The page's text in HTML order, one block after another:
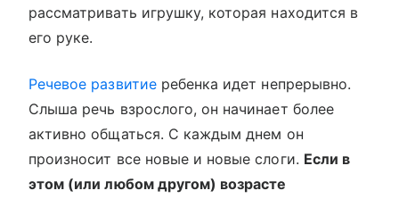
рассматривать игрушку, которая находится в
его руке.
Речевое развитиеребенка идет непрерывно.
Слыша речь взрослого, он начинает более
активно общаться. С каждым днем он
произносит все новые и новые слоги. Если в
этом (или любом другом) возрасте